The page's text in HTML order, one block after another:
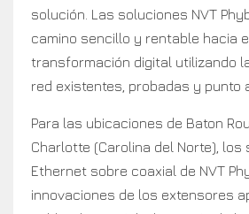
solución. Las soluciones NVT
camino sencillo y rentable hacia
transformación digital utilizando
red existentes, probadas y punto
Para las ubicaciones de Baton
Charlotte (Carolina del Norte), los
Ethernet sobre coaxial de NVT
innovaciones de los extensores